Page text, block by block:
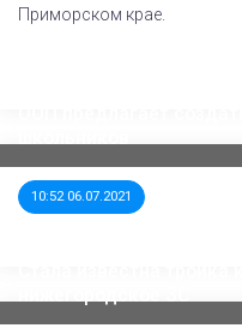
Приморском крае.
10:52 06.07.2021